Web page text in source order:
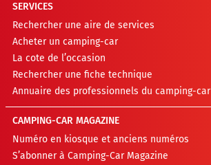
SERVICES
Rechercher une aire de services
Acheter un camping-car
La cote de l’occasion
Rechercher une fiche technique
Annuaire des professionnels du camping-car
CAMPING-CAR MAGAZINE
Numéro en kiosque et anciens numéros
S’abonner à Camping-Car Magazine